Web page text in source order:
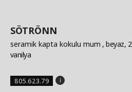
SÖTRÖNN
seramik kapta kokulu mum , beyaz,
vanilya
805.623.79